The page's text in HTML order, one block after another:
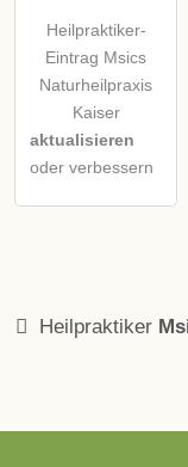
Heilpraktiker-
Eintrag Msics
Naturheilpraxis
Kaiser
aktualisieren
oder verbessern
Heilpraktiker